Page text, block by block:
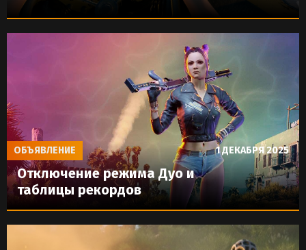
Отключение режима Дуо и
таблицы рекордов
ОБЪЯВЛЕНИЕ 1 ДЕКАБРЯ 2025